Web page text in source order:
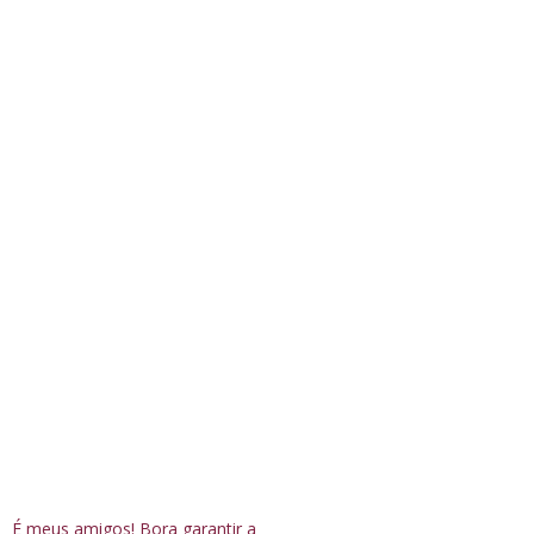
É meus amigos! Bora garantir a